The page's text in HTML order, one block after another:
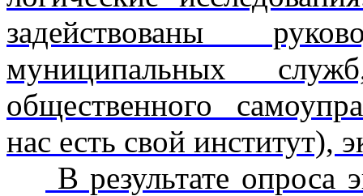
задействованы
муниципальных
общественного
нас есть свой институт),
В результате опроса